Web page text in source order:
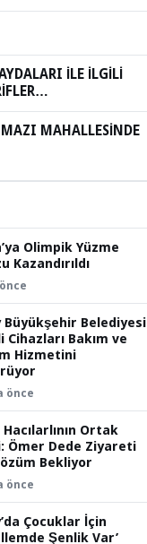
İLE İLGİLİ
MAHALLESİNDE
Olimpik Yüzme
Kazandırıldı
Büyükşehir Belediyesi
Cihazları Bakım ve
Hizmetini
önce
Hacılarlının Ortak
Ömer Dede Ziyareti
Bekliyor
önce
Çocuklar İçin
Şenlik Var’